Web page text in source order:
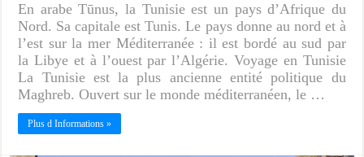
En arabe Tūnus, la Tunisie est un pays d’Afrique du
Nord. Sa capitale est Tunis. Le pays donne au nord et à
l’est sur la mer Méditerranée : il est bordé au sud par
la Libye et à l’ouest par l’Algérie. Voyage en Tunisie
La Tunisie est la plus ancienne entité politique du
Maghreb. Ouvert sur le monde méditerranéen, le …
Plus d Informations »